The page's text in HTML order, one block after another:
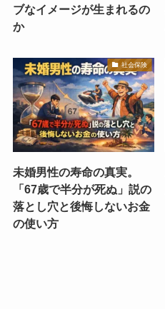
ブなイメージが生まれるの
か
社会保険
未婚男性の寿命の真実。
「67歳で半分が死ぬ」説の
落とし穴と後悔しないお金
の使い方